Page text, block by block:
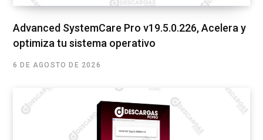
Advanced SystemCare Pro v19.5.0.226, Acelera y
optimiza tu sistema operativo
6 DE AGOSTO DE 2026